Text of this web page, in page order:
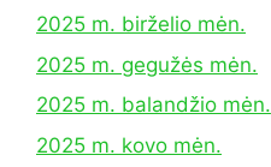
2025 m. birželio mėn.
2025 m. gegužės mėn.
2025 m. balandžio mėn.
2025 m. kovo mėn.